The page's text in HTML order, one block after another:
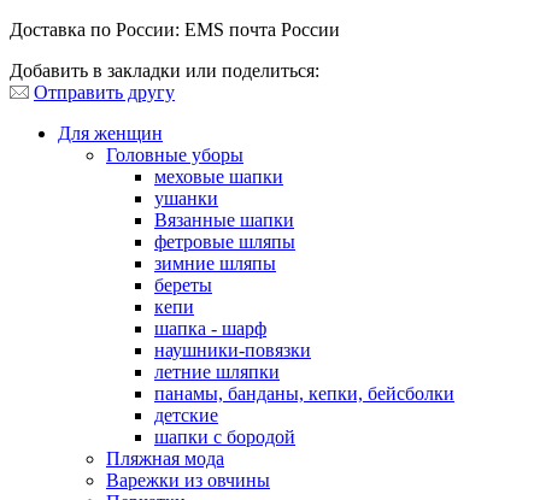
Доставка по России: EMS почта России
Добавить в закладки или поделиться:
Отправить другу
Для женщин
Головные уборы
меховые шапки
ушанки
Вязанные шапки
фетровые шляпы
зимние шляпы
береты
кепи
шапка - шарф
наушники-повязки
летние шляпки
панамы, банданы, кепки, бейсболки
детские
шапки с бородой
Пляжная мода
Варежки из овчины